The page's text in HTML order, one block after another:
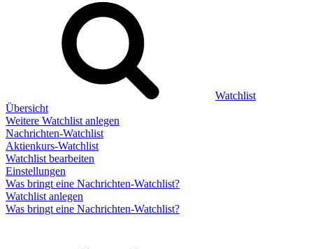
Watchlist
Übersicht
Weitere Watchlist anlegen
Nachrichten-Watchlist
Aktienkurs-Watchlist
Watchlist bearbeiten
Einstellungen
Was bringt eine Nachrichten-Watchlist?
Watchlist anlegen
Was bringt eine Nachrichten-Watchlist?